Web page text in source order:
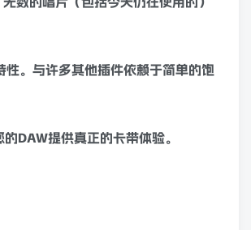
。与许多其他插件依赖于简单的饱
DAW提供真正的卡带体验。